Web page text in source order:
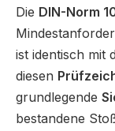
Die DIN-Norm
ist identisch mit
diesen
grundlegende
bestandene